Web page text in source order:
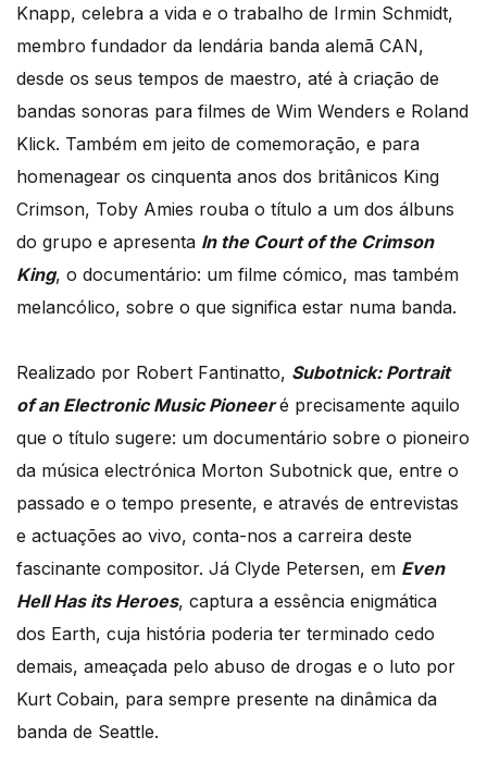
Knapp, celebra a vida e o trabalho de Irmin Schmidt,
membro fundador da lendária banda alemã CAN,
desde os seus tempos de maestro, até à criação de
bandas sonoras para filmes de Wim Wenders e Roland
Klick. Também em jeito de comemoração, e para
homenagear os cinquenta anos dos britânicos King
Crimson, Toby Amies rouba o título a um dos álbuns
do grupo e apresenta In the Court of the Crimson
King, o documentário: um filme cómico, mas também
melancólico, sobre o que significa estar numa banda.
Realizado por Robert Fantinatto, Subotnick: Portrait
of an Electronic Music Pioneer é precisamente aquilo
que o título sugere: um documentário sobre o pioneiro
da música electrónica Morton Subotnick que, entre o
passado e o tempo presente, e através de entrevistas
e actuações ao vivo, conta-nos a carreira deste
fascinante compositor. Já Clyde Petersen, em Even
Hell Has its Heroes, captura a essência enigmática
dos Earth, cuja história poderia ter terminado cedo
demais, ameaçada pelo abuso de drogas e o luto por
Kurt Cobain, para sempre presente na dinâmica da
banda de Seattle.